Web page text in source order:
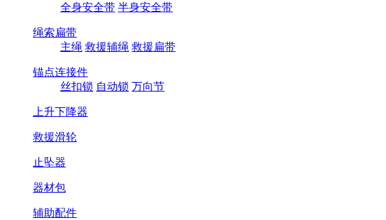
全身安全带 半身安全带
绳索扁带
主绳 救援辅绳 救援扁带
锚点连接件
丝扣锁 自动锁 万向节
上升下降器
救援滑轮
止坠器
器材包
辅助配件